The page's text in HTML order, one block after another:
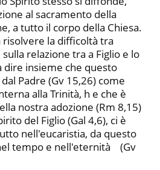
al sacramento della
a tutto il corpo della Chiesa.
risolvere la difficoltà tra
relazione tra a Figlio e lo
dire insieme che questo
Padre (Gv 15,26) come
alla Trinità, h e che è
nostra adozione (Rm 8,15)
del Figlio (Gal 4,6), ci è
nell'eucaristia, da questo
tempo e nell'eternità (Gv